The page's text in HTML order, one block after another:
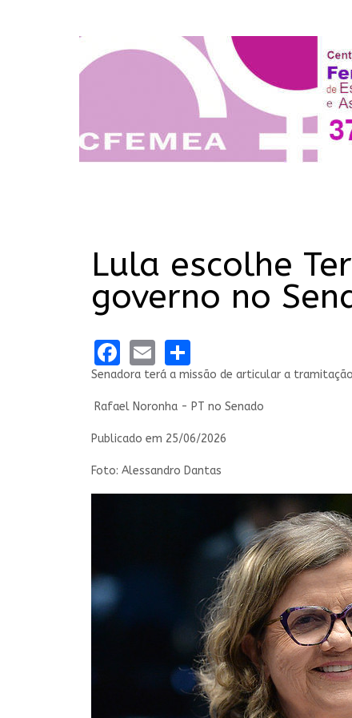
Lula escolhe
governo no
Facebook
Email
Senadora terá a missão de articular a
Rafael Noronha - PT no Senado
Publicado em 25/06/2026
Foto: Alessandro Dantas